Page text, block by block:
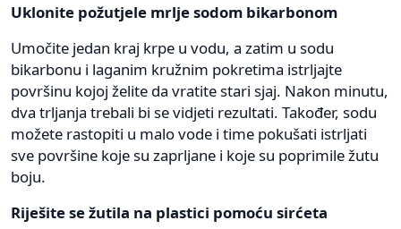
Uklonite požutjele mrlje sodom bikarbonom
Umočite jedan kraj krpe u vodu, a zatim u sodu
bikarbonu i laganim kružnim pokretima istrljajte
površinu kojoj želite da vratite stari sjaj. Nakon minutu,
dva trljanja trebali bi se vidjeti rezultati. Također, sodu
možete rastopiti u malo vode i time pokušati istrljati
sve površine koje su zaprljane i koje su poprimile žutu
boju.
Riješite se žutila na plastici pomoću sirćeta